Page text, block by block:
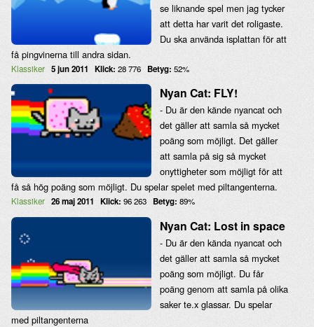
se liknande spel men jag tycker
att detta har varit det roligaste.
Du ska använda isplattan för att
få pingvinerna till andra sidan.
Klassiker 5 jun 2011 Klick: 28 776 Betyg: 52%
Nyan Cat: FLY!
- Du är den kände nyancat och
det gäller att samla så mycket
poäng som möjligt. Det gäller
att samla på sig så mycket
onyttigheter som möjligt för att
få så hög poäng som möjligt. Du spelar spelet med piltangenterna.
Klassiker 26 maj 2011 Klick: 96 263 Betyg: 89%
Nyan Cat: Lost in space
- Du är den kända nyancat och
det gäller att samla så mycket
poäng som möjligt. Du får
poäng genom att samla på olika
saker te.x glassar. Du spelar
med piltangenterna